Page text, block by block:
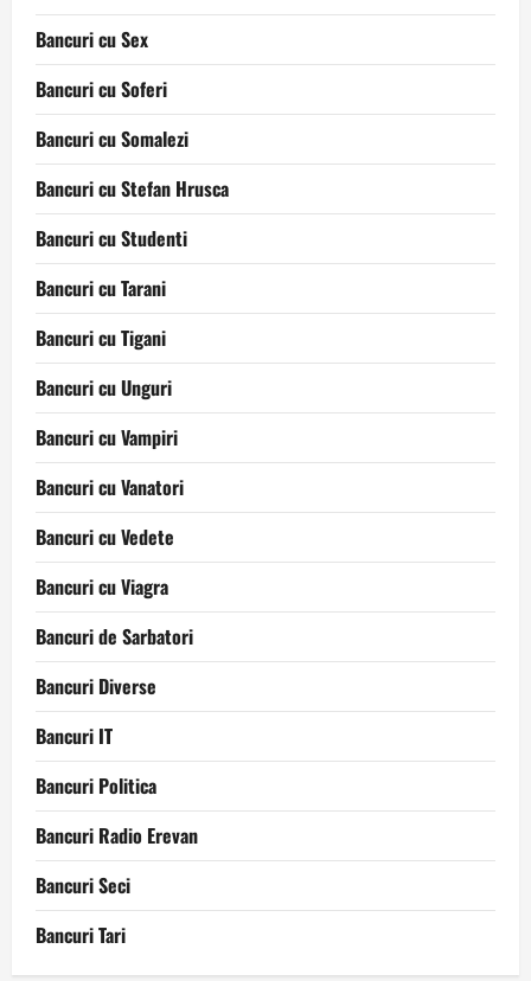
Bancuri cu Sex
Bancuri cu Soferi
Bancuri cu Somalezi
Bancuri cu Stefan Hrusca
Bancuri cu Studenti
Bancuri cu Tarani
Bancuri cu Tigani
Bancuri cu Unguri
Bancuri cu Vampiri
Bancuri cu Vanatori
Bancuri cu Vedete
Bancuri cu Viagra
Bancuri de Sarbatori
Bancuri Diverse
Bancuri IT
Bancuri Politica
Bancuri Radio Erevan
Bancuri Seci
Bancuri Tari